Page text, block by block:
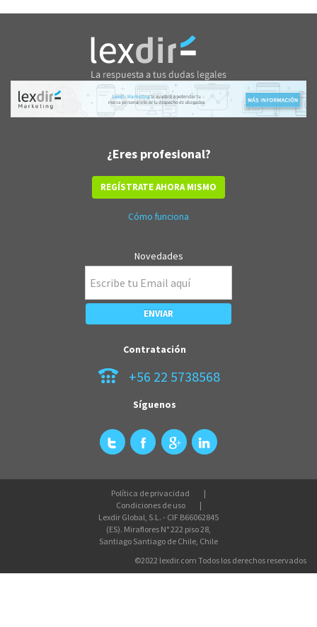
¿Eres profesional?
REGÍSTRATE AHORA MISMO
Cómo funciona
Novedades
Contratación
+56 22 5738568
Síguenos
Política de privacidad
Condiciones de uso
Lexdir Global, S.L. - CIF B66062845
(ES). Miraflores N° 222 piso 28,
Santiago Santiago de Chile, Chile
©2022 lexdir.com Todos los derechos reservados